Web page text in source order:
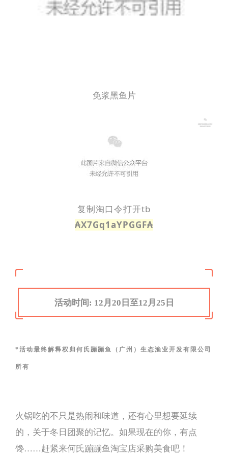
免浆黑鱼片
复制淘口令打开tb
₳X7Gq1aYPGGF₳
活动时间: 12月20日至12月25日
*活动最终解释权归何氏蹦蹦鱼（广州）生态渔业开发有限公司
所有
火锅吃的不只是热闹和味道，还有心里想要延续
的，关于冬日团聚的记忆。如果现在的你，有点
馋……赶紧来何氏蹦蹦鱼淘宝店采购美食吧！